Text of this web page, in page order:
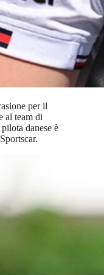
per il
al team di
danese è